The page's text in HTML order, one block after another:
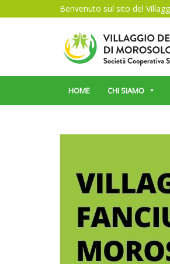
Benvenuto sul sito del
HOME CHI SIAMO